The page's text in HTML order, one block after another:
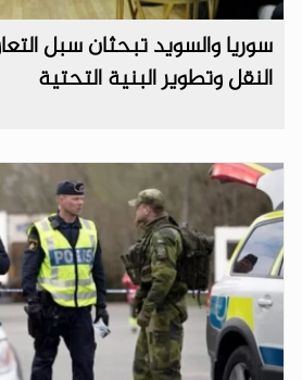
سوريا والسويد تبحثان سبل
النقل وتطوير البنية التحتية